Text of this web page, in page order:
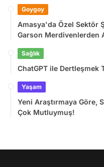
Goygoy
Amasya'da Özel Sektör
Garson Merdivenlerden
Sağlık
ChatGPT ile Dertleşmek
Yaşam
Yeni Araştırmaya Göre,
Çok Mutluymuş!